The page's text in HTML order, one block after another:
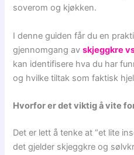
soverom og kjøkken.
I denne guiden får du en
gjennomgang avskjeggkre
kan identifisere hva du har
og hvilke tiltak som faktisk
Hvorfor er det viktig å vite
Det er lett å tenke at “et lite
det gjelder skjeggkre og